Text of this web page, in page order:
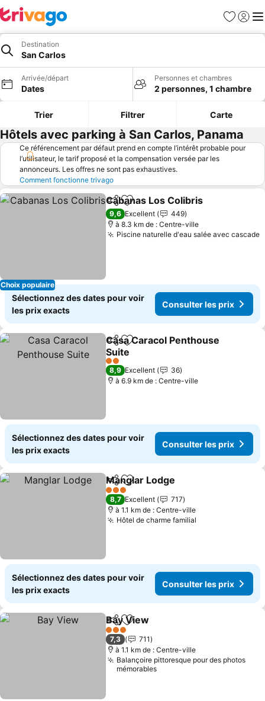
Favoris
Se
Destination
San Carlos
Arrivée/départ
Dates
Personnes et chambres
2 personnes, 1 chambre
Trier Filtrer Carte
Hôtels avec parking à San Carlos, Panama
Ce référencement par défaut prend en compte l’intérêt probable pour
l’utilisateur, le tarif proposé et la compensation versée par les
annonceurs. Les offres ne sont pas exhaustives.
Comment fonctionne trivago
Choix populaire
PartagerAjouter à mes favoris
Cabanas Los Colibris
9,6 Excellent
449
à 8.3 km de : Centre-ville
Piscine naturelle d'eau salée avec cascade
Sélectionnez des dates pour voir
les prix exacts
Consulter les prix
PartagerAjouter à mes favoris
Casa Caracol Penthouse
Suite
2 Étoiles
8,9 Excellent
36
à 6.9 km de : Centre-ville
Sélectionnez des dates pour voir
les prix exacts
Consulter les prix
PartagerAjouter à mes favoris
Manglar Lodge
3 Étoiles
8,7 Excellent
717
à 1.1 km de : Centre-ville
Hôtel de charme familial
Sélectionnez des dates pour voir
les prix exacts
Consulter les prix
PartagerAjouter à mes favoris
Bay View
3 Étoiles
7,3
711
à 1.1 km de : Centre-ville
Balançoire pittoresque pour des photos
mémorables